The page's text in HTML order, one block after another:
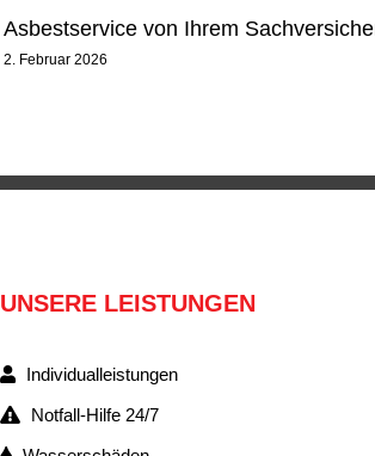
Asbestservice von Ihrem
2. Februar 2026
UNSERE LEISTUNGEN
Individualleistungen
Notfall-Hilfe 24/7